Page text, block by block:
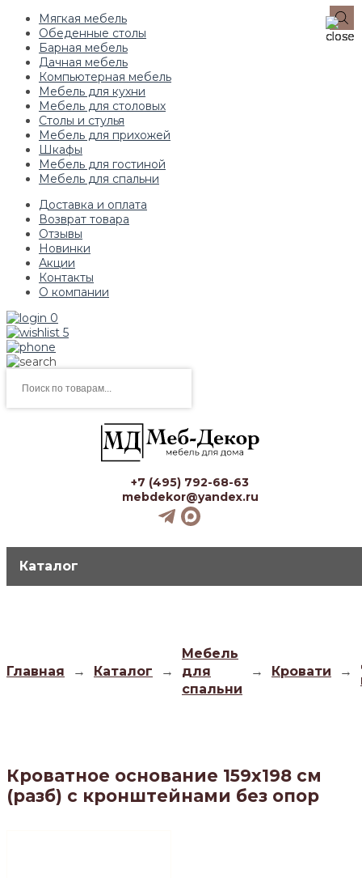
Мягкая мебель
Обеденные столы
Барная мебель
Дачная мебель
Компьютерная мебель
Мебель для кухни
Мебель для столовых
Столы и стулья
Мебель для прихожей
Шкафы
Мебель для гостиной
Мебель для спальни
Доставка и оплата
Возврат товара
Отзывы
Новинки
Акции
Контакты
О компании
0
5
товаров
+7 (495) 792-68-63
mebdekor@yandex.ru
Каталог
Главная → Каталог →
Мебель
для
спальни
→ Кровати →
Кроватное основание 159х198 см
(разб) с кронштейнами без опор